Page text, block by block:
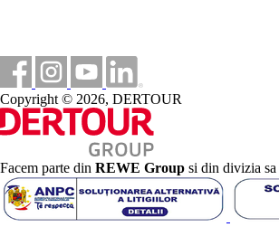
Piscine
Sezlonguri si umbrele gratuite la piscina
Piscina pentru copii
Galerie foto
Copyright © 2026, DERTOUR
Facem parte din REWE Group si din divizia sa